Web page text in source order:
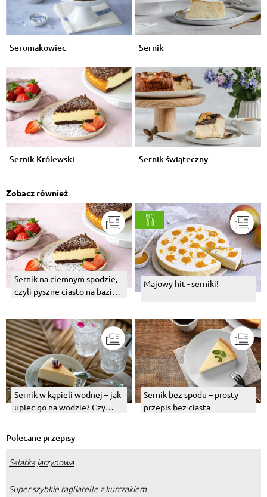
Seromakowiec Sernik
Sernik Królewski Sernik świąteczny
Zobacz również
Sernik na ciemnym spodzie,
czyli pyszne ciasto na bazie
Majowy hit - serniki!
Sernik w kąpieli wodnej – jak
upiec go na wodzie? Czy
Sernik bez spodu – prosty
przepis bez ciasta
Polecane przepisy
Sałatka jarzynowa
Super szybkie tagliatelle z kurczakiem